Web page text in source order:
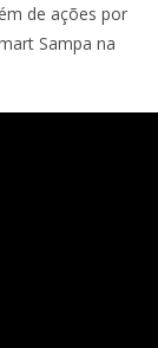
de ações por
Sampa na